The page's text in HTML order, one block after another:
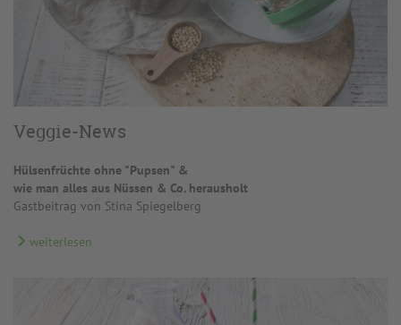
Veggie-News
Hülsenfrüchte ohne "Pupsen" &
wie man alles aus Nüssen & Co. herausholt
Gastbeitrag von Stina Spiegelberg
weiterlesen